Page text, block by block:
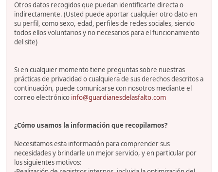
Otros datos recogidos que puedan identificarte directa o
indirectamente. (Usted puede aportar cualquier otro dato en
su perfil, como sexo, edad, perfiles de redes sociales, siendo
todos ellos voluntarios y no necesarios para el funcionamiento
del site)
Si en cualquier momento tiene preguntas sobre nuestras
prácticas de privacidad o cualquiera de sus derechos descritos a
continuación, puede comunicarse con nosotros mediante el
correo electrónico info@guardianesdelasfalto.com
¿Cómo usamos la información que recopilamos?
Necesitamos esta información para comprender sus
necesidades y brindarle un mejor servicio, y en particular por
los siguientes motivos: